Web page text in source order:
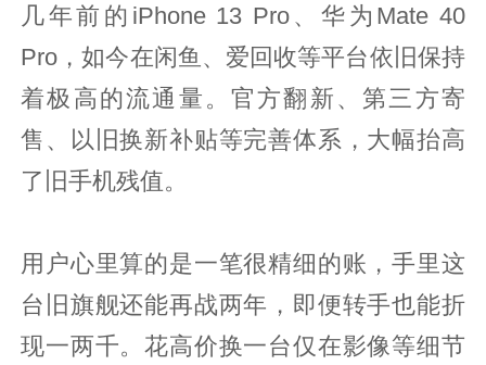
几年前的iPhone 13 Pro、华为Mate 40
Pro，如今在闲鱼、爱回收等平台依旧保持
着极高的流通量。官方翻新、第三方寄
售、以旧换新补贴等完善体系，大幅抬高
了旧手机残值。
用户心里算的是一笔很精细的账，手里这
台旧旗舰还能再战两年，即便转手也能折
现一两千。花高价换一台仅在影像等细节